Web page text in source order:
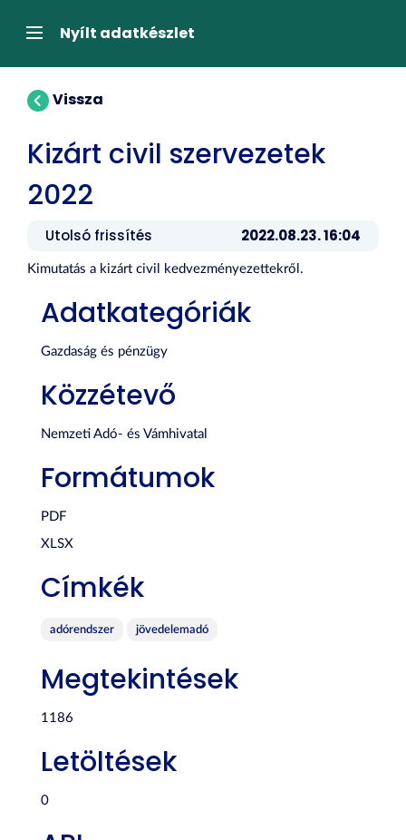
átugrásaNavigációNyílt adatkészlet
Vissza
Kizárt civil szervezetek
2022
Utolsó frissítés 2022.08.23. 16:04
Kimutatás a kizárt civil kedvezményezettekről.
Adatkategóriák
Gazdaság és pénzügy
Közzétevő
Nemzeti Adó- és Vámhivatal
Formátumok
PDF
XLSX
Címkék
adórendszer jövedelemadó
Megtekintések
1186
Letöltések
0